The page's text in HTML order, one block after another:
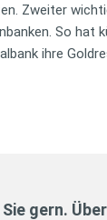
Zweiter
So hat
ihre
gern.